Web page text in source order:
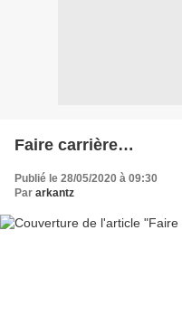
Faire carrière…
Publié le 28/05/2020 à 09:30
Par arkantz